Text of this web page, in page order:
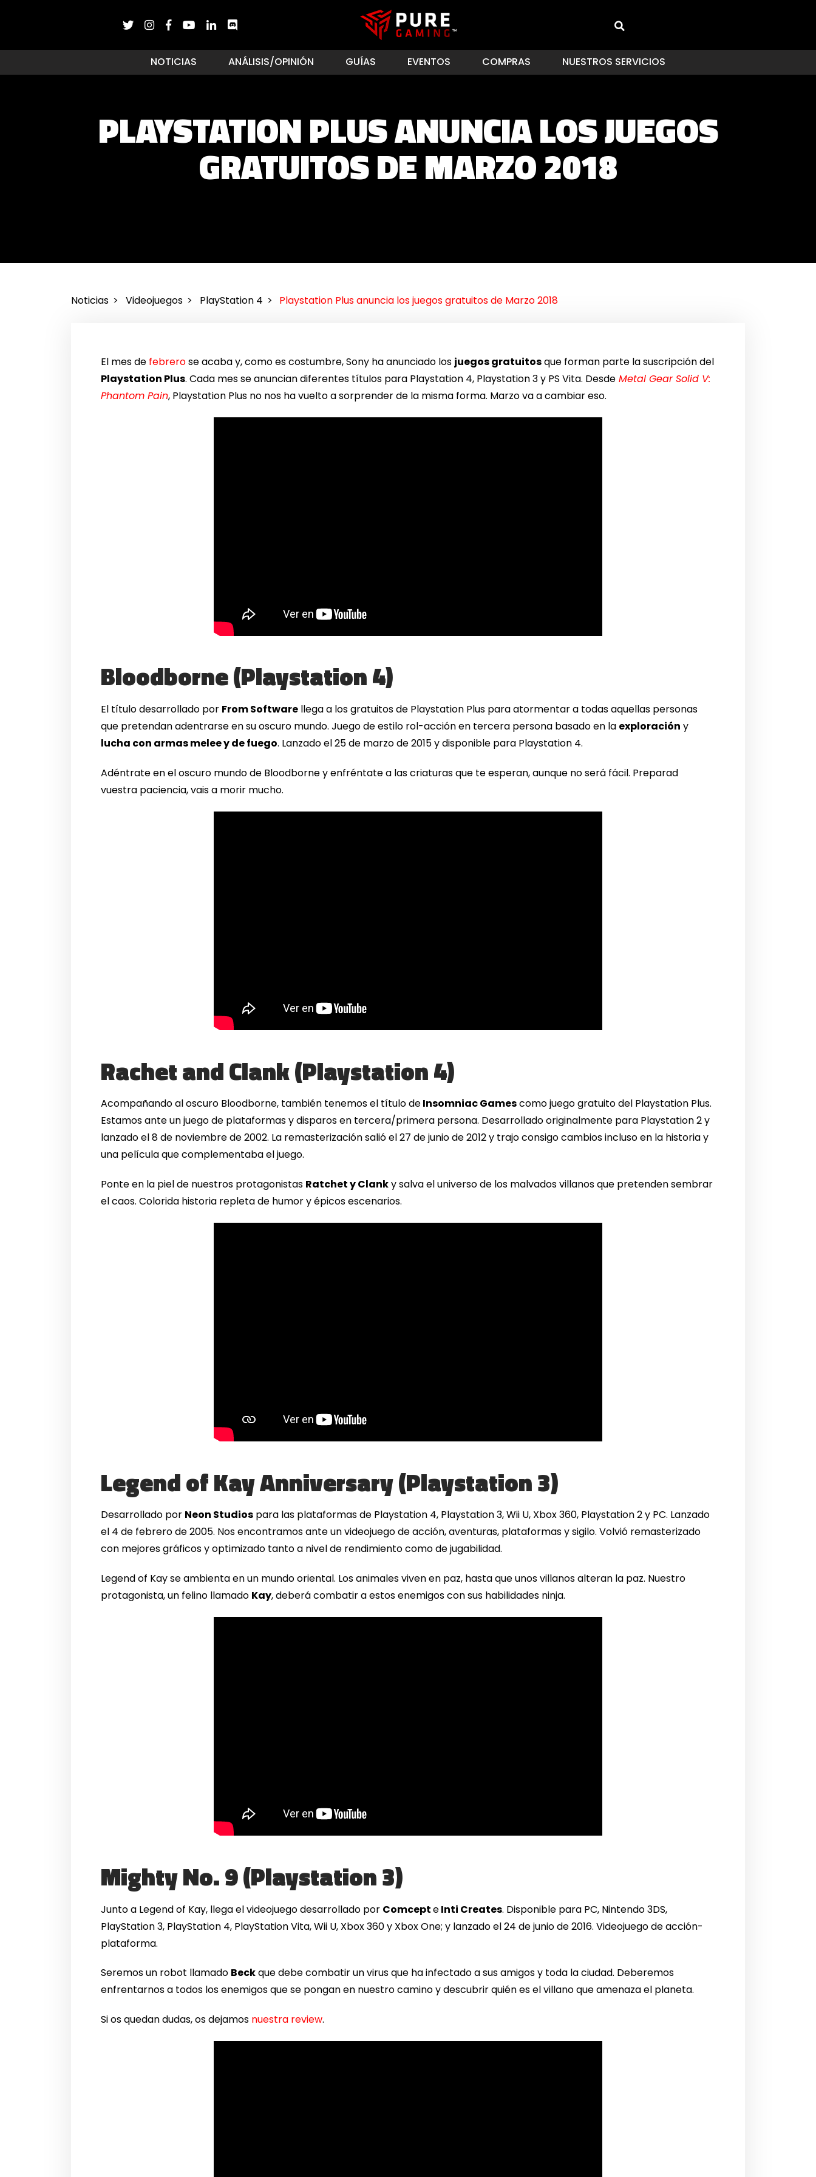
NOTICIAS ANÁLISIS/OPINIÓN GUÍAS EVENTOS COMPRAS NUESTROS SERVICIOS
PLAYSTATION PLUS ANUNCIA LOS JUEGOS
GRATUITOS DE MARZO 2018
Noticias Videojuegos PlayStation 4 Playstation Plus anuncia los juegos gratuitos de Marzo 2018
El mes de febrerose acaba y, como es costumbre, Sony ha anunciado los juegos gratuitosque forman parte la suscripción del
Playstation Plus. Cada mes se anuncian diferentes títulos para Playstation 4, Playstation 3 y PS Vita. Desde Metal Gear Solid V:
Phantom Pain, Playstation Plus no nos ha vuelto a sorprender de la misma forma. Marzo va a cambiar eso.
Bloodborne (Playstation 4)
El título desarrollado por From Software llega a los gratuitos de Playstation Plus para atormentar a todas aquellas personas
que pretendan adentrarse en su oscuro mundo. Juego de estilo rol-acción en tercera persona basado en la exploración y
lucha con armas melee y de fuego. Lanzado el 25 de marzo de 2015 y disponible para Playstation 4.
Adéntrate en el oscuro mundo de Bloodborne y enfréntate a las criaturas que te esperan, aunque no será fácil. Preparad
vuestra paciencia, vais a morir mucho.
Rachet and Clank (Playstation 4)
Acompañando al oscuro Bloodborne, también tenemos el título deInsomniac Gamescomo juego gratuito del Playstation Plus.
Estamos ante un juego de plataformas y disparos en tercera/primera persona. Desarrollado originalmente para Playstation 2 y
lanzado el 8 de noviembre de 2002. La remasterización salió el 27 de junio de 2012 y trajo consigo cambios incluso en la historia y
una película que complementaba el juego.
Ponte en la piel de nuestros protagonistas Ratchet y Clanky salva el universo de los malvados villanos que pretenden sembrar
el caos. Colorida historia repleta de humor y épicos escenarios.
Legend of Kay Anniversary (Playstation 3)
Desarrollado por Neon Studios para las plataformas de Playstation 4, Playstation 3, Wii U, Xbox 360, Playstation 2 y PC. Lanzado
el 4 de febrero de 2005. Nos encontramos ante un videojuego de acción, aventuras, plataformas y sigilo. Volvió remasterizado
con mejores gráficos y optimizado tanto a nivel de rendimiento como de jugabilidad.
Legend of Kay se ambienta en un mundo oriental. Los animales viven en paz, hasta que unos villanos alteran la paz. Nuestro
protagonista, un felino llamado Kay, deberá combatir a estos enemigos con sus habilidades ninja.
Mighty No. 9 (Playstation 3)
Junto a Legend of Kay, llega el videojuego desarrollado por ComcepteInti Creates. Disponible para PC, Nintendo 3DS,
PlayStation 3, PlayStation 4, PlayStation Vita, Wii U, Xbox 360 y Xbox One; y lanzado el 24 de junio de 2016. Videojuego de acción-
plataforma.
Seremos un robot llamado Beckque debe combatir un virus que ha infectado a sus amigos y toda la ciudad. Deberemos
enfrentarnos a todos los enemigos que se pongan en nuestro camino y descubrir quién es el villano que amenaza el planeta.
Si os quedan dudas, os dejamos nuestra review.